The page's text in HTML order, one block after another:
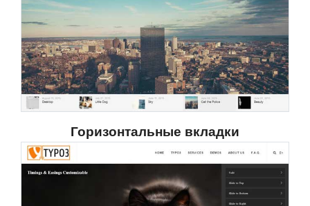
Горизонтальные вкладки